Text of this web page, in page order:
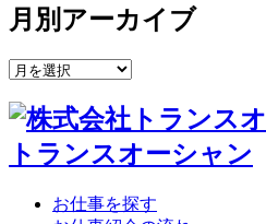
月別アーカイブ
トランスオーシャン
お仕事を探す